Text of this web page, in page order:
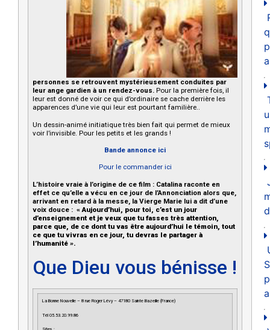
personnes se retrouvent mystérieusement conduites par
leur ange gardien à un rendez-vous. Pour la première fois, il
leur est donné de voir ce qui d’ordinaire se cache derrière les
apparences d’une vie qui leur est pourtant familière..
Un dessin-animé initiatique très bien fait qui permet de mieux
voir l’invisible. Pour les petits et les grands !
Bande annonce ici
Pour le commander ici
L’histoire vraie à l’origine de ce film : Catalina raconte en
effet ce qu’elle a vécu en ce jour de l’Annonciation alors que,
arrivant en retard à la messe, la Vierge Marie lui a dit d’une
voix douce : « Aujourd’hui, pour toi, c’est un jour
d’enseignement et je veux que tu fasses très attention,
parce que, de ce dont tu vas être aujourd’hui le témoin, tout
ce que tu vivras en ce jour, tu devras le partager à
l’humanité ».
Que Dieu vous bénisse !
La Bonne Nouvelle – 8 rue Roger Lévy – 47180 Sainte Bazeille (France)
Tél 05.53.20.99.86